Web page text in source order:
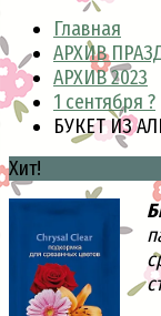
Главная
АРХИВ
АРХИВ 2023
1 сентября ?
БУКЕТ ИЗ
Хит!